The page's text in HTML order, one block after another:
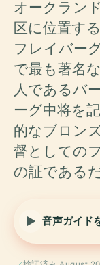
オークラン
区に位置す
フレイバー
で最も著名
人であるバ
ーグ中将を
的なブロン
督としての
の証である
音声ガイド